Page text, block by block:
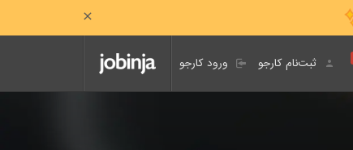
ورود کارجو ثبت‌نام کارجو